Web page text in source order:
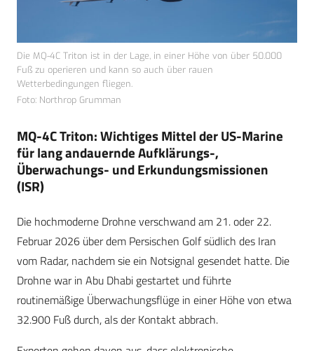
Die MQ-4C Triton ist in der Lage, in einer Höhe von über 50.000
Fuß zu operieren und kann so auch über rauen
Wetterbedingungen fliegen.
Foto: Northrop Grumman
MQ-4C Triton: Wichtiges Mittel der US-Marine
für lang andauernde Aufklärungs-,
Überwachungs- und Erkundungsmissionen
(ISR)
Die hochmoderne Drohne verschwand am 21. oder 22.
Februar 2026 über dem Persischen Golf südlich des Iran
vom Radar, nachdem sie ein Notsignal gesendet hatte. Die
Drohne war in Abu Dhabi gestartet und führte
routinemäßige Überwachungsflüge in einer Höhe von etwa
32.900 Fuß durch, als der Kontakt abbrach.